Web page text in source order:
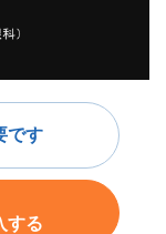
です
する